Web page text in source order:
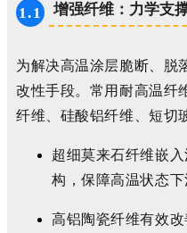
1.1 增强纤维：力学支
为解决高温涂层脆断、脱
改性手段。常用耐高温纤
纤维、硅酸铝纤维、短切
超细莫来石纤维嵌
构，保障高温状态下
高铝陶瓷纤维有效